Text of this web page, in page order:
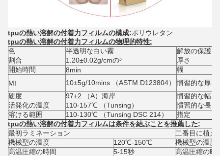
tpuの熱い溶解の付着力フィルムの構成:ポリウレタン
tpuの熱い溶解の付着力フィルムの物理的特性:
色
半透明な白い霧
解放の保護
割合
1.20±0.02g/cmの³
厚さ
開始時間
8min
幅
MI
10±5g/10mins （ASTM D123804）
慣習的な厚さ
硬度
97±2 （A）海岸
慣習的な幅
活発化の温度
110-157℃ （Tunsing）
慣習的な長さ
溶ける範囲
110-130℃ （Tunsing DSC 214）
指定
tpuの熱い溶解の付着力フィルムは条件を結ぶことを推薦した:
最初ラミネーション
二番目に植え
機械型の温度
120℃-150℃
機械型の温度
高温圧縮の時間
5-15秒
高温圧縮の時